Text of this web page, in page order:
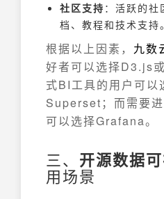
社区支持 ：活跃的社
档、教程和技术支持。
根据以上因素， 九数
好者可以选择D3.js
式BI工具的用户可
Superset；而需要
可以选择Grafana。
三、 开源数据
用场景